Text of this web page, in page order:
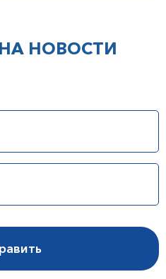
НОВОСТИ